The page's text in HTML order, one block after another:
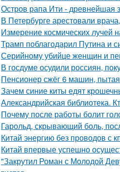
Остров рапа Ити - древнейшая
В Петербурге арестовали
Измерение космических лучей
Трамп поблагодарил Путина и
Серийному убийце женщин и
В госдуме осудили россиян,
Пенсионер сжёг 6 машин,
Зачем синие киты едят
Александрийская библиотека.
Почему после работы болит
Гарольд, скрывающий боль,
Китай энергию без проводов с
Китай впервые успешно
"Закрутил Роман с Молодой